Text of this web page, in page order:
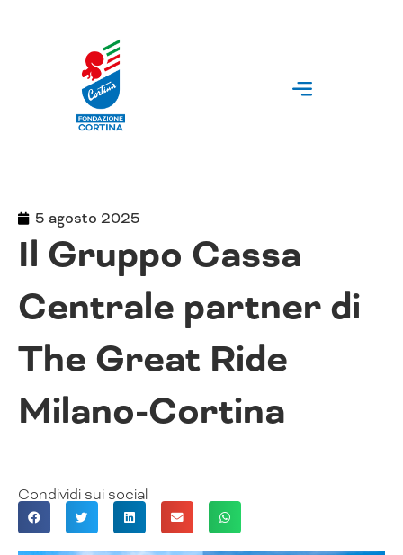
5 agosto 2025
Il Gruppo Cassa
Centrale partner di
The Great Ride
Milano-Cortina
Condividi sui social